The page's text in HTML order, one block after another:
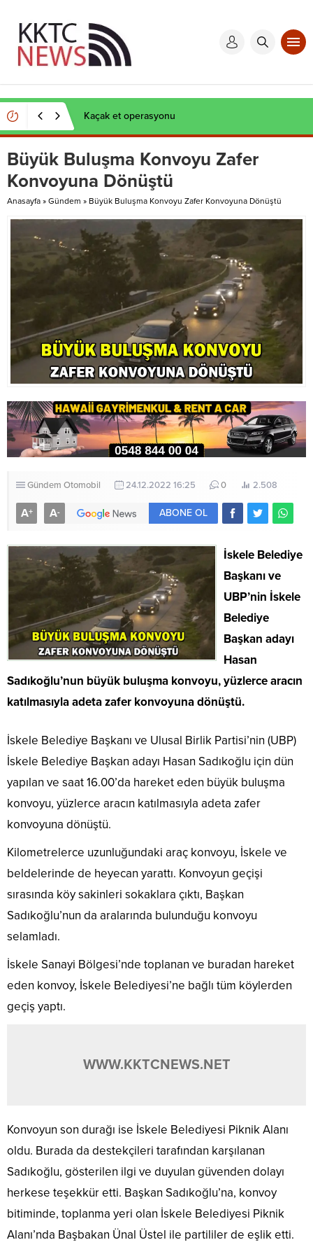
Kaçak et operasyonu
Büyük Buluşma Konvoyu Zafer
Konvoyuna Dönüştü
Anasayfa » Gündem » Büyük Buluşma Konvoyu Zafer Konvoyuna Dönüştü
Gündem Otomobil 24.12.2022 16:25 0 2.508
A+ A- ABONE OL
İskele Belediye
Başkanı ve
UBP’nin İskele
Belediye
Başkan adayı
Hasan
Sadıkoğlu’nun büyük buluşma konvoyu, yüzlerce aracın
katılmasıyla adeta zafer konvoyuna dönüştü.
İskele Belediye Başkanı ve Ulusal Birlik Partisi’nin (UBP)
İskele Belediye Başkan adayı Hasan Sadıkoğlu için dün
yapılan ve saat 16.00’da hareket eden büyük buluşma
konvoyu, yüzlerce aracın katılmasıyla adeta zafer
konvoyuna dönüştü.
Kilometrelerce uzunluğundaki araç konvoyu, İskele ve
beldelerinde de heyecan yarattı. Konvoyun geçişi
sırasında köy sakinleri sokaklara çıktı, Başkan
Sadıkoğlu’nun da aralarında bulunduğu konvoyu
selamladı.
İskele Sanayi Bölgesi’nde toplanan ve buradan hareket
eden konvoy, İskele Belediyesi’ne bağlı tüm köylerden
geçiş yaptı.
WWW.KKTCNEWS.NET
Konvoyun son durağı ise İskele Belediyesi Piknik Alanı
oldu. Burada da destekçileri tarafından karşılanan
Sadıkoğlu, gösterilen ilgi ve duyulan güvenden dolayı
herkese teşekkür etti. Başkan Sadıkoğlu’na, konvoy
bitiminde, toplanma yeri olan İskele Belediyesi Piknik
Alanı’nda Başbakan Ünal Üstel ile partililer de eşlik etti.